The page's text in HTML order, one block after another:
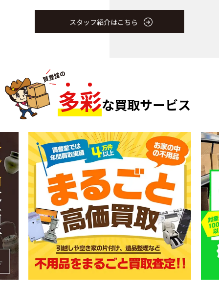
スタッフ紹介はこちら
多彩な買取サービス